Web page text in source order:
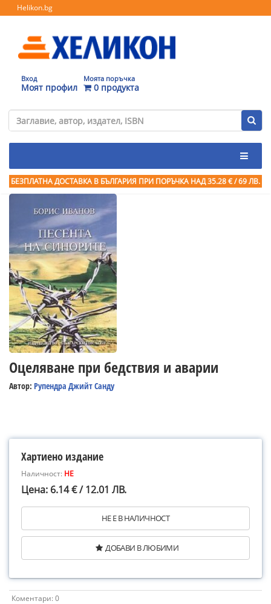
Helikon.bg
Вход
Моят профил
Моята поръчка
0 продукта
БЕЗПЛАТНА ДОСТАВКА В БЪЛГАРИЯ ПРИ ПОРЪЧКА НАД 35.28 € / 69 ЛВ.
Оцеляване при бедствия и аварии
Автор: Рупендра Джийт Санду
Хартиено издание
Наличност: НЕ
Цена: 6.14 € / 12.01 ЛВ.
НЕ Е В НАЛИЧНОСТ
ДОБАВИ В ЛЮБИМИ
Коментари: 0